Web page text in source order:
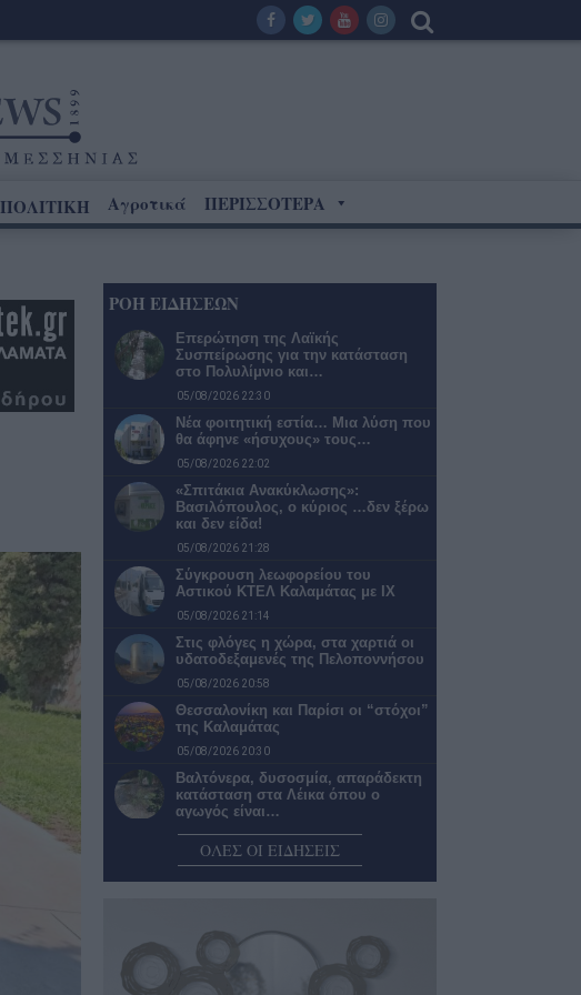
ΠΟΛΙΤΙΚΗ Αγροτικά ΠΕΡΙΣΣΟΤΕΡΑ
ΡΟΗ ΕΙΔΗΣΕΩΝ
Επερώτηση της Λαϊκής
Συσπείρωσης για την κατάσταση
στο Πολυλίμνιο και…
05/08/2026 22:30
Νέα φοιτητική εστία… Μια λύση που
θα άφηνε «ήσυχους» τους…
05/08/2026 22:02
«Σπιτάκια Ανακύκλωσης»:
Βασιλόπουλος, ο κύριος …δεν ξέρω
και δεν είδα!
05/08/2026 21:28
Σύγκρουση λεωφορείου του
Αστικού ΚΤΕΛ Καλαμάτας με ΙΧ
05/08/2026 21:14
Στις φλόγες η χώρα, στα χαρτιά οι
υδατοδεξαμενές της Πελοποννήσου
05/08/2026 20:58
Θεσσαλονίκη και Παρίσι οι “στόχοι”
της Καλαμάτας
05/08/2026 20:30
Βαλτόνερα, δυσοσμία, απαράδεκτη
κατάσταση στα Λέικα όπου ο
αγωγός είναι…
05/08/2026 20:02
Σύλλογος Οικοτρόφων Φοιτητικής
Εστίας Καλαμάτας: Ζητούν
Βασίλης Μυλωνάς: «Ευελπιστούμε
πως θα φτάσουμε να έχουμε
παίκτες Καλαματιανούς,…
ΟΛΕΣ ΟΙ ΕΙΔΗΣΕΙΣ